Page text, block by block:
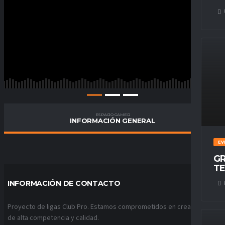
ESPACIO GAMER
INFORMACIÓN GENERAL
INFORMACIÓN DE CONTACTO
Proyecto de ligas Club Pro. Estamos comprometidos en crear ligas
de alta competencia y calidad.